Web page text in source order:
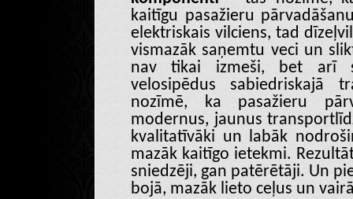
kaitīgu pasažieru
elektriskais vilciens, tad
vismazāk saņemtu veci un
nav tikai izmeši, bet arī
velosipēdus sabiedriskajā
nozīmē, ka pasažieru
modernus, jaunus
kvalitatīvāki un labāk
mazāk kaitīgo ietekmi.
sniedzēji, gan patērētāji. Un
bojā, mazāk lieto ceļus un